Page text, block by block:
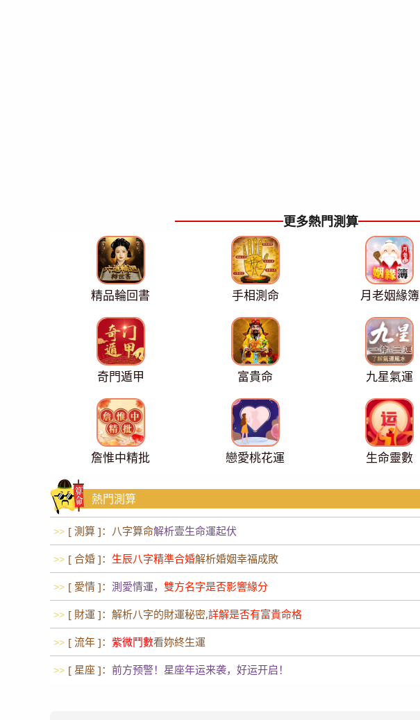
更多熱門測算
精品輪回書 手相測命 月老姻緣簿
奇門遁甲 富貴命 九星氣運
詹惟中精批 戀愛桃花運 生命靈數
熱門測算
>> [ 測算 ]：八字算命解析壹生命運起伏
>> [ 合婚 ]： 生辰八字精準合婚解析婚姻幸福成敗
>> [ 愛情 ]： 測愛情運， 雙方名字是否影響緣分
>> [ 財運 ]：解析八字的財運秘密,詳解是否有富貴命格
>> [ 流年 ]： 紫微鬥數看妳終生運
>> [ 星座 ]： 前方预警！星座年运来袭，好运开启！